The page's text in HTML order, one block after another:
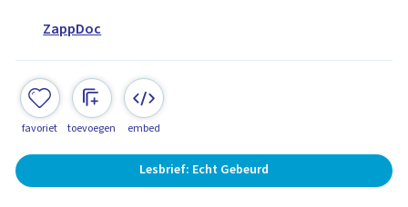
ZappDoc
favoriet toevoegen embed
Lesbrief: Echt Gebeurd